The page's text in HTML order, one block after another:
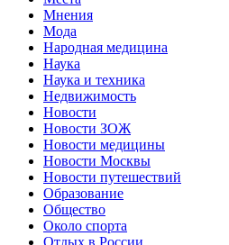
Мнения
Мода
Народная медицина
Наука
Наука и техника
Недвижимость
Новости
Новости ЗОЖ
Новости медицины
Новости Москвы
Новости путешествий
Образование
Общество
Около спорта
Отдых в России